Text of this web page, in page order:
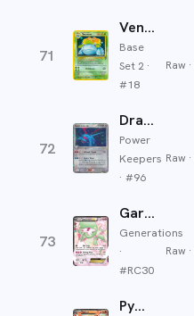
71
Venusaur
Base
Set 2 ·
#18
Raw ·
72
Drattak ex
Power
Keepers
· #96
Raw ·
73
Gardevoir-EX
Generations
·
#RC30
Raw ·
Pyroli-EX